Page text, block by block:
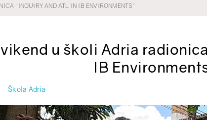
“INQUIRY AND ATL IN IB ENVIRONMENTS”
u školi Adria
IB
Škola Adria